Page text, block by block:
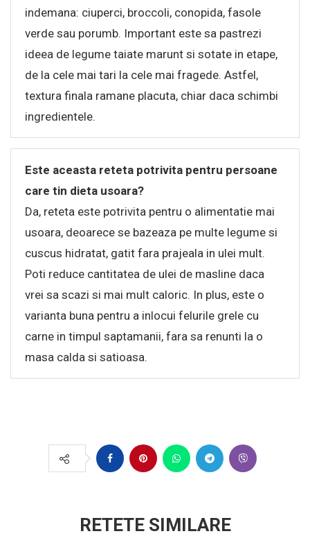
indemana: ciuperci, broccoli, conopida, fasole
verde sau porumb. Important este sa pastrezi
ideea de legume taiate marunt si sotate in etape,
de la cele mai tari la cele mai fragede. Astfel,
textura finala ramane placuta, chiar daca schimbi
ingredientele.
Este aceasta reteta potrivita pentru persoane
care tin dieta usoara?
Da, reteta este potrivita pentru o alimentatie mai
usoara, deoarece se bazeaza pe multe legume si
cuscus hidratat, gatit fara prajeala in ulei mult.
Poti reduce cantitatea de ulei de masline daca
vrei sa scazi si mai mult caloric. In plus, este o
varianta buna pentru a inlocui felurile grele cu
carne in timpul saptamanii, fara sa renunti la o
masa calda si satioasa.
RETETE SIMILARE